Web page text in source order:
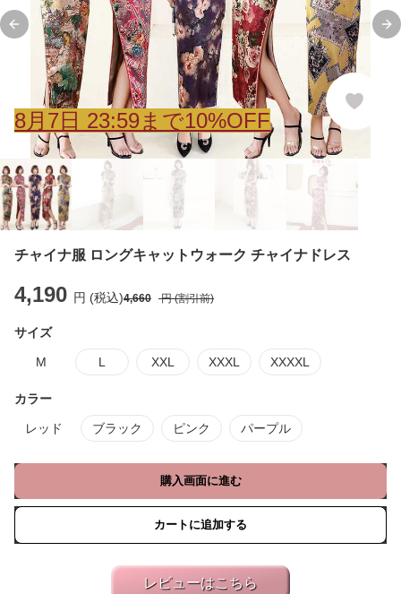
Previous slide
8月 7 日 23:59まで10%OFF
チャイナ服 ロングキャットウォーク チャイナドレス
4,190 円 (税込)4,660 円 (割引前)
サイズ
M L XXL XXXL XXXXL
カラー
レッド ブラック ピンク パープル
購入画面に進む
カートに追加する
レビューはこちら